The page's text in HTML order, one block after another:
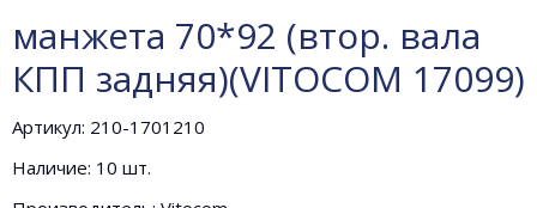
манжета 70*92 (втор. вала
КПП задняя)(VITOCOM 17099)
Артикул: 210-1701210
Наличие: 10 шт.